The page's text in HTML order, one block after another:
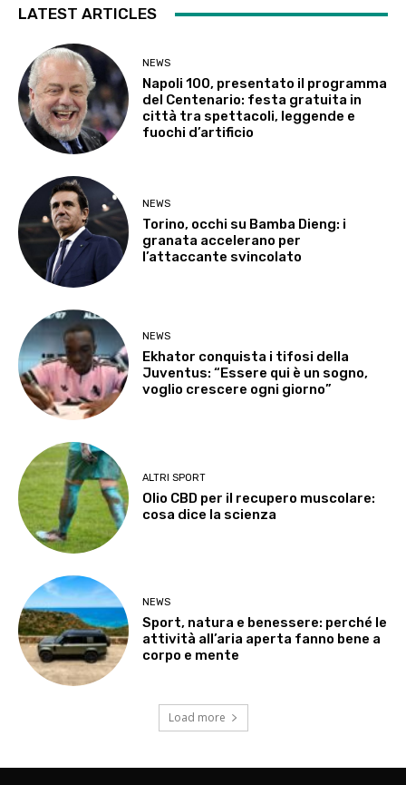
LATEST ARTICLES
NEWS
Napoli 100, presentato il programma
del Centenario: festa gratuita in
città tra spettacoli, leggende e
fuochi d’artificio
NEWS
Torino, occhi su Bamba Dieng: i
granata accelerano per
l’attaccante svincolato
NEWS
Ekhator conquista i tifosi della
Juventus: “Essere qui è un sogno,
voglio crescere ogni giorno”
ALTRI SPORT
Olio CBD per il recupero muscolare:
cosa dice la scienza
NEWS
Sport, natura e benessere: perché le
attività all’aria aperta fanno bene a
corpo e mente
Load more